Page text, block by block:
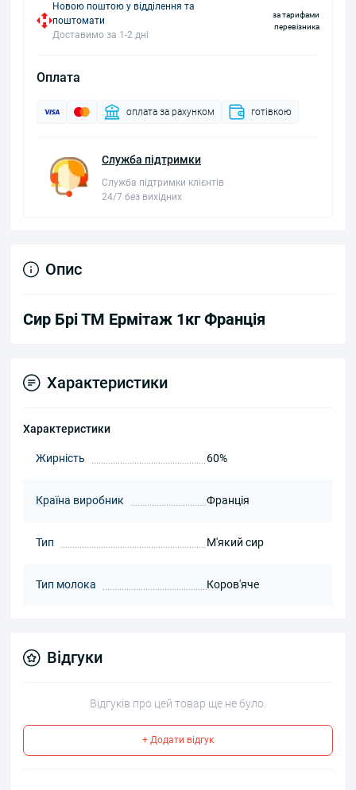
Новою поштою у відділення та
поштомати
Доставимо за 1-2 дні
за тарифами
перевізника
Оплата
оплата за рахунком готівкою
Служба підтримки
Служба підтримки клієнтів
24/7 без вихідних
Опис
Сир Брі ТМ Ермітаж 1кг Франція
Характеристики
Характеристики
Жирність 60%
Країна виробник Франція
Тип М'який сир
Тип молока Коров'яче
Відгуки
Відгуків про цей товар ще не було.
+ Додати відгук